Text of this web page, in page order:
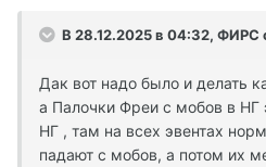
В 28.12.2025 в 04:32, ФИРС
Дак вот надо было и делать
а Палочки Фреи с мобов в НГ
НГ , там на всех эвентах
падают с мобов, а потом их